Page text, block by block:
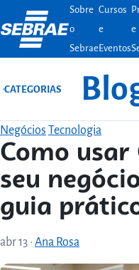
Ir para o conteúdo
Sobre
o
Sebrae
Cursos
e
Eventos
e
CATEGORIAS
Negócios Tecnologia
Como usar
seu
guia
abr 13 · Ana Rosa